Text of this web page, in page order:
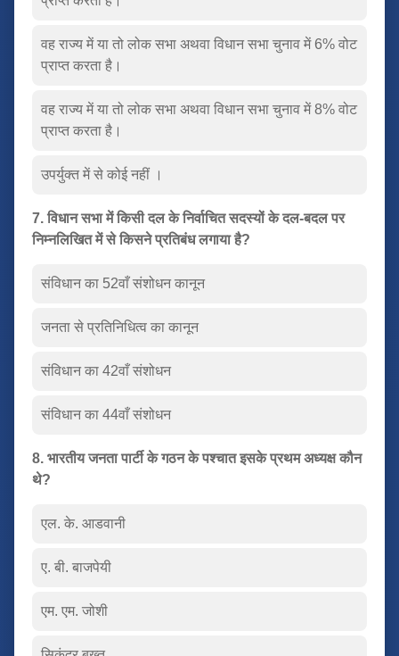
वह राज्य में या तो लोक सभा अथवा विधान सभा चुनाव में 6% वोट
प्राप्त करता है।
वह राज्य में या तो लोक सभा अथवा विधान सभा चुनाव में 8% वोट
प्राप्त करता है।
उपर्युक्त में से कोई नहीं ।
7. विधान सभा में किसी दल के निर्वाचित सदस्यों के दल-बदल पर
निम्नलिखित में से किसने प्रतिबंध लगाया है?
संविधान का 52वाँ संशोधन कानून
जनता से प्रतिनिधित्व का कानून
संविधान का 42वाँ संशोधन
संविधान का 44वाँ संशोधन
8. भारतीय जनता पार्टी के गठन के पश्चात इसके प्रथम अध्यक्ष कौन
थे?
एल. के. आडवानी
ए. बी. बाजपेयी
एम. एम. जोशी